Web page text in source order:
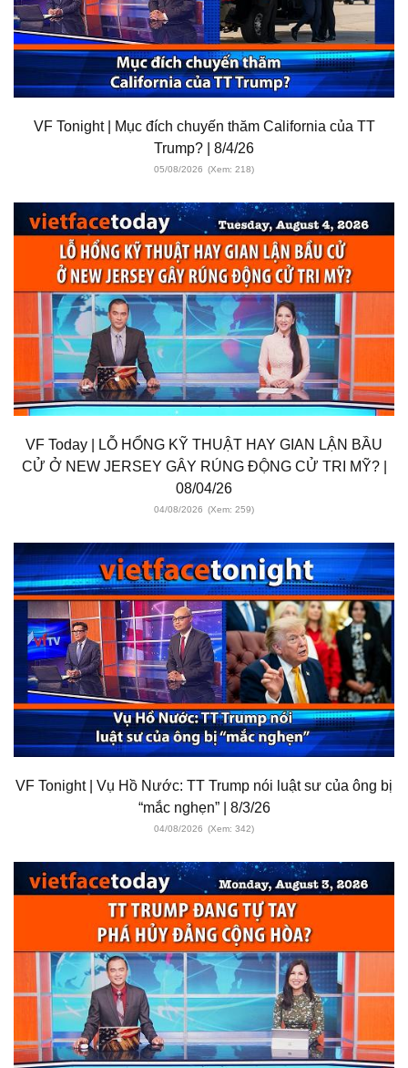
VF Tonight | Mục đích chuyến thăm California của TT
Trump? | 8/4/26
05/08/2026 (Xem: 218)
VF Today | LỖ HỔNG KỸ THUẬT HAY GIAN LẬN BẦU
CỬ Ở NEW JERSEY GÂY RÚNG ĐỘNG CỬ TRI MỸ? |
08/04/26
04/08/2026 (Xem: 259)
VF Tonight | Vụ Hồ Nước: TT Trump nói luật sư của ông bị
“mắc nghẹn” | 8/3/26
04/08/2026 (Xem: 342)